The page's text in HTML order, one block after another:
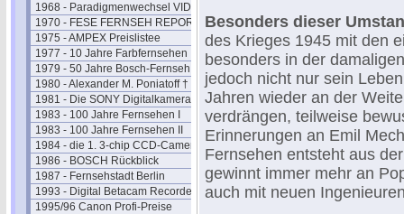
1968 - Paradigmenwechsel VIDEO
1970 - FESE FERNSEH REPORT
1975 - AMPEX Preislistee
1977 - 10 Jahre Farbfernsehen
1979 - 50 Jahre Bosch-Fernseh
1980 - Alexander M. Poniatoff †
1981 - Die SONY Digitalkamera
1983 - 100 Jahre Fernsehen I
1983 - 100 Jahre Fernsehen II
1984 - die 1. 3-chip CCD-Camera
1986 - BOSCH Rückblick
1987 - Fernsehstadt Berlin
1993 - Digital Betacam Recorder
1995/96 Canon Profi-Preise
Besonders dieser
des Krieges 1945 mit den
besonders in der
jedoch nicht nur sein
Jahren wieder an der
verdrängen, teilweise
Erinnerungen an Emil
Fernsehen entsteht aus
gewinnt immer mehr an
auch mit neuen